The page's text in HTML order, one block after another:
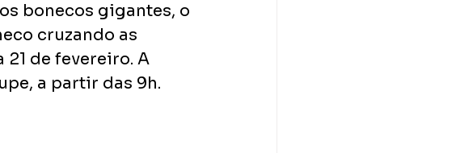
bonecos gigantes, o
cruzando as
de fevereiro. A
a partir das 9h.